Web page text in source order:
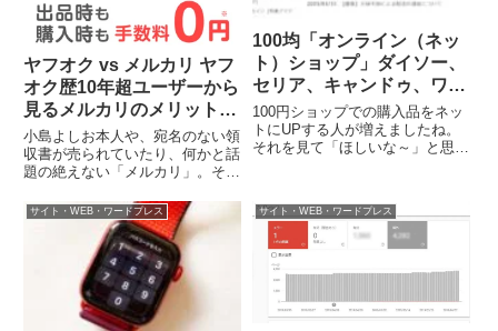
ヤフオク vs メルカリ ヤフ
オク歴10年超ユーザーから
見るメルカリのメリット、
デメリット
小島よしお本人や、宛名のない領
収書が売られていたり、何かと話
題の絶えない「メルカリ」。そう
されたんじゃ、のぞかないわけに
はいかない。というわけで、遅れ
ばせながら「メルカリはじめまし
た」メルカリのメリットメディ
100均「オンライン（ネッ
ト）ショップ」ダイソー、
セリア、キャンドゥ、ワッ
ツのまとめ
100円ショップでの購入品をネッ
トにUPする人が増えましたね。
それを見て「ほしいな～」と思っ
しょうか。そこで、各100円ショ
ップが運営するネットショップを
まとめてみました。Dais...
サイト・WEB・ワードプレス サイト・WEB・ワードプレス